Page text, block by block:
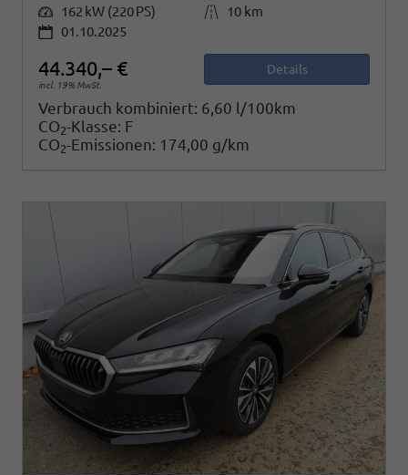
Leistung 162 kW (220 PS) Kilometerstand
10 km
01.10.2025
44.340,– €
incl. 19% MwSt.
Details
Verbrauch kombiniert: 6,60 l/100km
CO2-Klasse: F
CO2-Emissionen: 174,00 g/km